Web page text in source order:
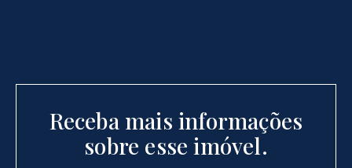
Receba mais informações
sobre esse imóvel.